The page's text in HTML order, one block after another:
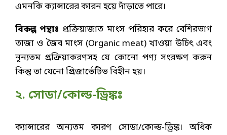
এমনকি ক্যান্সারের কারন হয়ে দাঁড়াতে পারে।
বিকল্প পন্থাঃ প্রক্রিয়াজাত মাংস পরিহার করে বেশিরভাগ
তাজা ও জৈব মাংস (Organic meat) খাওয়া উচিৎ এবং
নূন্যতম প্রক্রিয়াকরণসহ যে কোনো পণ্য সংরক্ষণ করুন
কিন্তু তা যেনো প্রিজার্ভেটিভ বিহীন হয়।
২. সোডা/কোল্ড-ড্রিঙ্কঃ
ক্যান্সারের অন্যতম কারণ সোডা/কোল্ড-ড্রিঙ্ক। অধিক